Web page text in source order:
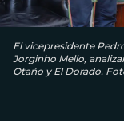
El vicepresidente
Jorginho Mello,
Otaño y El Dorado.